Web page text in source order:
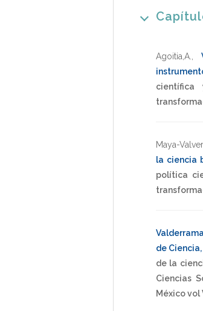
Agoitia,A.
científica
Maya-
la ciencia
política
de
de la
Ciencias
México vol